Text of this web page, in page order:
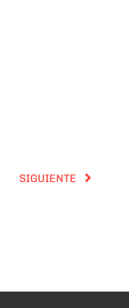
SIGUIENTE